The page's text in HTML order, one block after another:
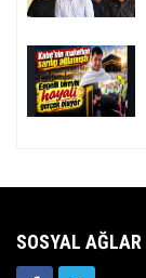
SOSYAL AĞLAR